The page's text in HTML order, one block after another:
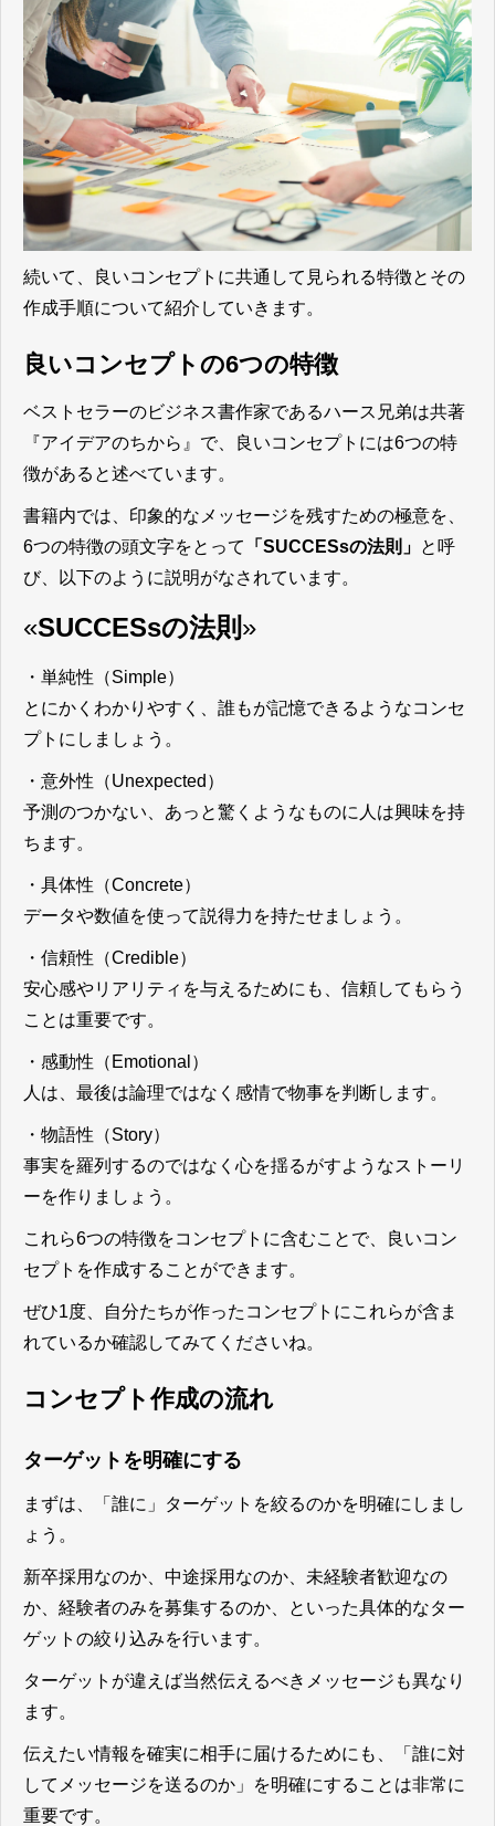
続いて、良いコンセプトに共通して見られる特徴とその
作成手順について紹介していきます。
良いコンセプトの6つの特徴
ベストセラーのビジネス書作家であるハース兄弟は共著
『アイデアのちから』で、良いコンセプトには6つの特
徴があると述べています。
書籍内では、印象的なメッセージを残すための極意を、
6つの特徴の頭文字をとって
「SUCCESsの法則」 と呼
び、以下のように説明がなされています。
«SUCCESsの法則 »
・単純性（Simple）
とにかくわかりやすく、誰もが記憶できるようなコンセ
プトにしましょう。
・意外性（Unexpected）
予測のつかない、あっと驚くようなものに人は興味を持
ちます。
・具体性（Concrete）
データや数値を使って説得力を持たせましょう。
・信頼性（Credible）
安心感やリアリティを与えるためにも、信頼してもらう
ことは重要です。
・感動性（Emotional）
人は、最後は論理ではなく感情で物事を判断します。
・物語性（Story）
事実を羅列するのではなく心を揺るがすようなストーリ
ーを作りましょう。
これら6つの特徴をコンセプトに含むことで、良いコン
セプトを作成することができます。
ぜひ1度、自分たちが作ったコンセプトにこれらが含ま
れているか確認してみてくださいね。
コンセプト作成の流れ
ターゲットを明確にする
まずは、「誰に」ターゲットを絞るのかを明確にしまし
ょう。
新卒採用なのか、中途採用なのか、未経験者歓迎なの
か、経験者のみを募集するのか、といった具体的なター
ゲットの絞り込みを行います。
ターゲットが違えば当然伝えるべきメッセージも異なり
ます。
伝えたい情報を確実に相手に届けるためにも、「誰に対
してメッセージを送るのか」を明確にすることは非常に
重要です。